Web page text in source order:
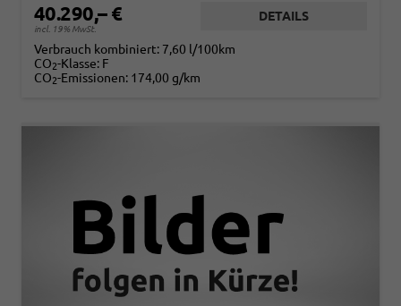
40.290,– €
incl. 19% MwSt.
DETAILS
Verbrauch kombiniert: 7,60 l/100km
CO2-Klasse: F
CO2-Emissionen: 174,00 g/km